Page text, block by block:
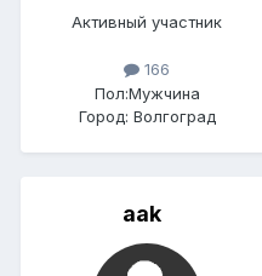
Активный участник
166
Пол:Мужчина
Город: Волгоград
aak